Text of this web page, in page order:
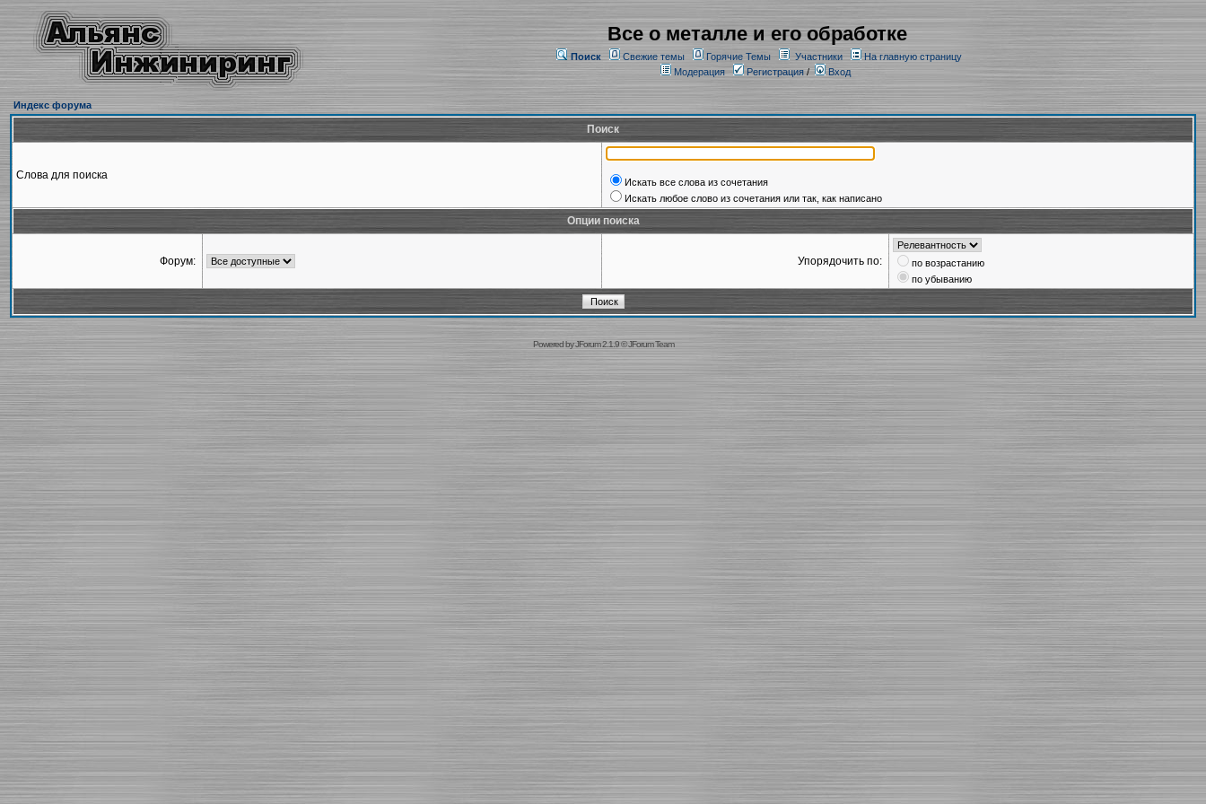
Все о металле и его обработке
Поиск Свежие темы Горячие Темы Участники
На главную страницу
Модерация
Регистрация/ Вход
Индекс форума
Поиск
Слова для поиска
Искать все слова из сочетания
Искать любое слово из сочетания или так, как написано
Опции поиска
Форум: Упорядочить по:
по возрастанию
по убыванию
Powered byJForum 2.1.9©JForum Team